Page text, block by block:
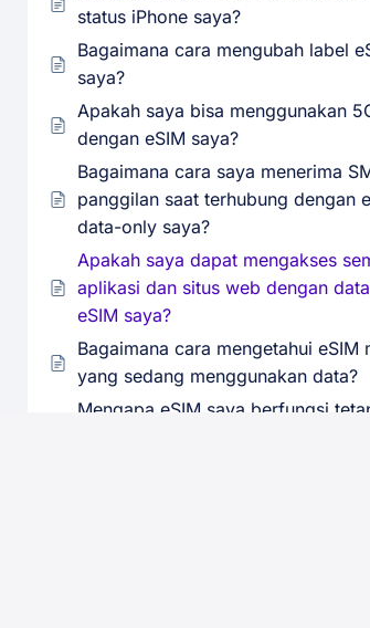
status iPhone saya?
Bagaimana cara mengubah label
saya?
Apakah saya bisa menggunakan
dengan eSIM saya?
Bagaimana cara saya menerima
panggilan saat terhubung dengan
data-only saya?
Apakah saya dapat mengakses
aplikasi dan situs web dengan
eSIM saya?
Bagaimana cara mengetahui eSIM
yang sedang menggunakan data?
Mengapa eSIM saya berfungsi